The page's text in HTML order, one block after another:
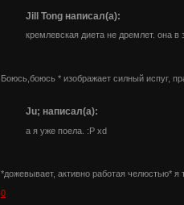
Jill Tong написал(а):
кремлевская диета не дремлет. она
Боюсь,боюсь * изображает силный испуг,
Ju; написал(а):
а я уже поела. :Р хd
*дожевывает, активно работая челюстью* я
0